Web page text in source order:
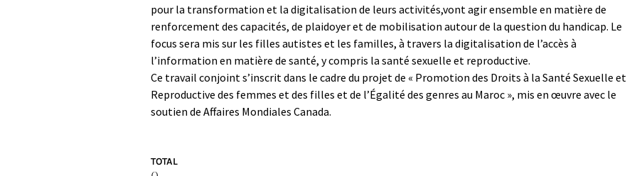
pour la transformation et la digitalisation de leurs activités,vont agir ensemble en matière de
renforcement des capacités, de plaidoyer et de mobilisation autour de la question du handicap. Le
focus sera mis sur les filles autistes et les familles, à travers la digitalisation de l’accès à
l’information en matière de santé, y compris la santé sexuelle et reproductive.
Ce travail conjoint s’inscrit dans le cadre du projet de « Promotion des Droits à la Santé Sexuelle et
Reproductive des femmes et des filles et de l’Égalité des genres au Maroc », mis en œuvre avec le
soutien de Affaires Mondiales Canada.
TOTAL